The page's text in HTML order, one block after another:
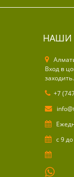
НАШИ
Вход в
заходить.
+7
с 9